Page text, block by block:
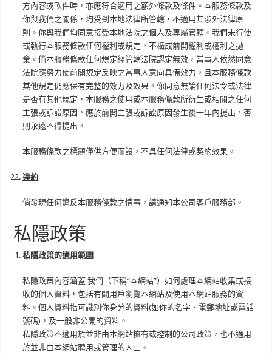
方內容或軟件時，亦應符合適用之額外條款及條件。本服務條款及
你與我們之關係，均受到本地法律所管轄，不適用其涉外法律原
則。你與我們均同意接受本地法院之個人及專屬管轄。我們未行使
或執行本服務條款任何權利或規定，不構成前開權利或權利之拋
棄。倘本服務條款任何規定經管轄法院認定無效，當事人依然同意
法院應努力使前開規定反映之當事人意向具備效力，且本服務條款
其他規定仍應保有完整的效力及效果。你同意無論任何法令或法律
是否有其他規定，本服務之使用或本服務條款所衍生或相關之任何
主張或訴訟原因，應於前開主張或訴訟原因發生後一年內提出，否
則永遠不得提出。
本服務條款之標題僅供方便而設，不具任何法律或契約效果。
違約
倘發現任何違反本服務條款之情事，請通知本公司客戶服務部。
私隱政策
私隱政策的適用範圍
私隱政策內容涵蓋 我們（下稱“本網站”）如何處理本網站收集或接
收的個人資料，包括有關用戶瀏覽本網站及使用本網站服務的資
料。個人資料指可識別你身分的資料(如你的名字、電郵地址或電話
號碼)，及一般非公開的資料。
私隱政策不適用於並非由本網站擁有或控制的公司政策，也不適用
於並非由本網站聘用或管理的人士。